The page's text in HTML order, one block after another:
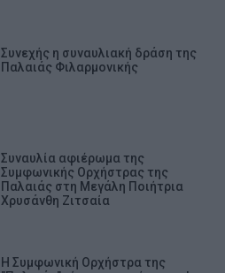
Συνεχής η συναυλιακή δράση της
Παλαιάς Φιλαρμονικής
Συναυλία αφιέρωμα της
Συμφωνικής Ορχήστρας της
Παλαιάς στη Μεγάλη Ποιήτρια
Χρυσάνθη Ζιτσαία
Η Συμφωνική Ορχήστρα της